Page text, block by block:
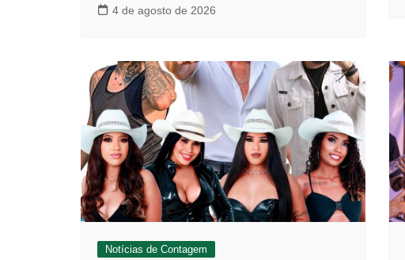
4 de agosto de 2026
Notícias de Contagem